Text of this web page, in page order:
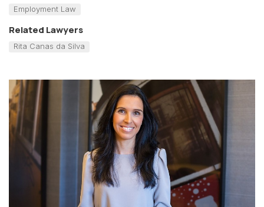
Employment Law
Related Lawyers
Rita Canas da Silva